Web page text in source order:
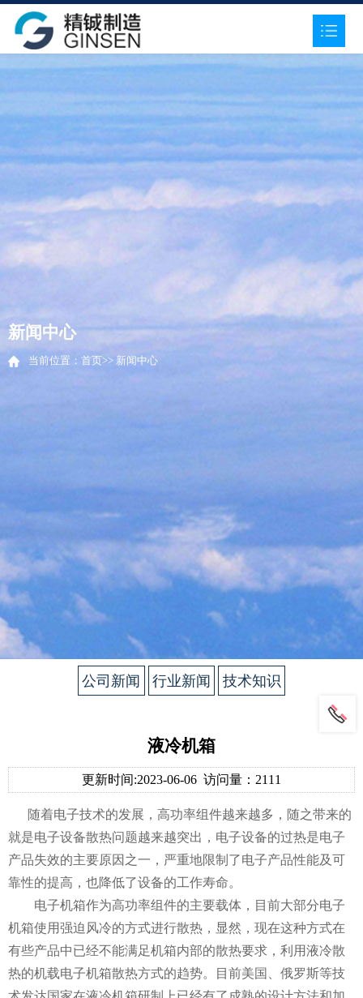
新闻中心
当前位置： 首页>> 新闻中心
公司新闻 行业新闻 技术知识
液冷机箱
更新时间:2023-06-06 访问量：2111
随着电子技术的发展，高功率组件越来越多，随之带来的
就是电子设备散热问题越来越突出，电子设备的过热是电子
产品失效的主要原因之一，严重地限制了电子产品性能及可
靠性的提高，也降低了设备的工作寿命。
电子机箱作为高功率组件的主要载体，目前大部分电子
机箱使用强迫风冷的方式进行散热，显然，现在这种方式在
有些产品中已经不能满足机箱内部的散热要求，利用液冷散
热的机载电子机箱散热方式的趋势。目前美国、俄罗斯等技